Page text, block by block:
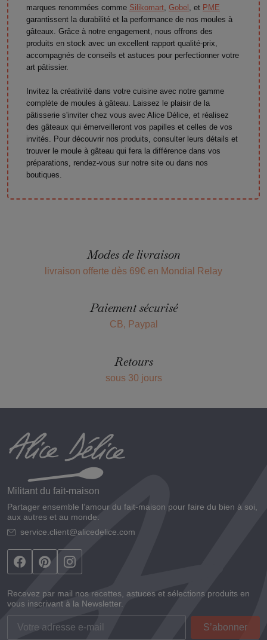
marques renommées comme Silikomart, Gobel , et PME
garantissent la durabilité et la performance de nos moules à
gâteaux. Grâce à notre engagement, nous offrons des
produits en stock avec un excellent rapport qualité-prix,
accompagnés de conseils et astuces pour perfectionner votre
art pâtissier.
Invitez la créativité dans votre cuisine avec notre gamme
complète de moules à gâteau. Laissez le plaisir de la
pâtisserie s'inviter chez vous avec Alice Délice, et réalisez
des gâteaux qui émerveilleront vos papilles et celles de vos
invités. Pour découvrir nos produits, consulter leurs détails et
trouver le moule à gâteau qui fera la différence dans vos
préparations, rendez-vous sur notre site ou dans nos
boutiques.
Modes de livraison
livraison offerte dès 69€ en Mondial Relay
Paiement sécurisé
CB, Paypal
Retours
sous 30 jours
Militant du fait-maison
Partager ensemble l’amour du fait-maison pour faire du bien à soi,
aux autres et au monde.
service.client@alicedelice.com
Recevez par mail nos recettes, astuces et sélections produits en
vous inscrivant à la Newsletter.